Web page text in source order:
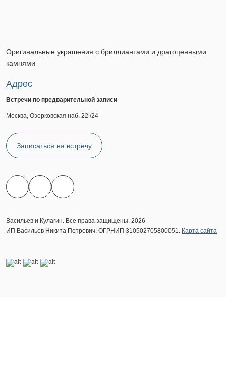
Оригинальные украшения с бриллиантами и драгоценными
камнями
Адрес
Встречи по предварительной записи
Москва, Озерковская наб. 22 /24
Записаться на встречу
Васильев и Кулагин. Все права защищены. 2026
ИП Васильев Никита Петрович. ОГРНИП 310502705800051. Карта сайта